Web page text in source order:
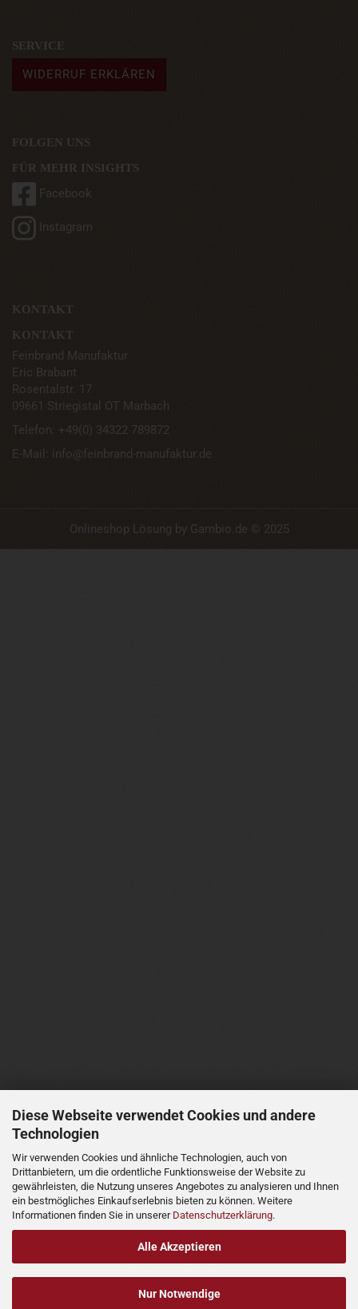
Diese Webseite verwendet Cookies und andere
Technologien
Wir verwenden Cookies und ähnliche Technologien, auch von
Drittanbietern, um die ordentliche Funktionsweise der Website zu
gewährleisten, die Nutzung unseres Angebotes zu analysieren und Ihnen
ein bestmögliches Einkaufserlebnis bieten zu können. Weitere
Informationen finden Sie in unserer Datenschutzerklärung.
Alle Akzeptieren
Nur Notwendige
SERVICE
WIDERRUF ERKLÄREN
FOLGEN UNS
FÜR MEHR INSIGHTS
Facebook
Instagram
KONTAKT
KONTAKT
Feinbrand Manufaktur
Eric Brabant
Rosentalstr. 17
09661 Striegistal OT Marbach
Telefon: +49(0) 34322 789872
E-Mail: info@feinbrand-manufaktur.de
Onlineshop Lösung by Gambio.de © 2025